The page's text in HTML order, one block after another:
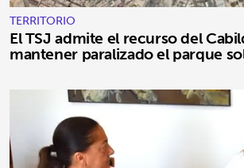
TERRITORIO
El TSJ admite el recurso del
mantener paralizado el parque